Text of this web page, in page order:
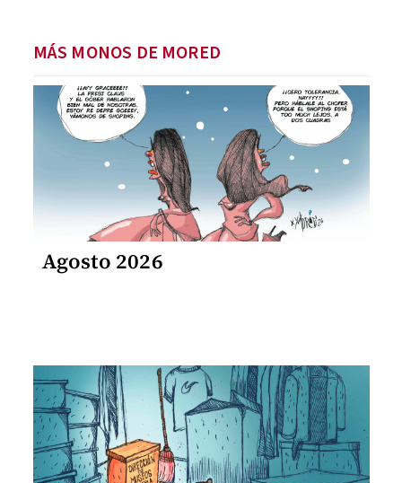
MÁS MONOS DE MORED
Agosto 2026